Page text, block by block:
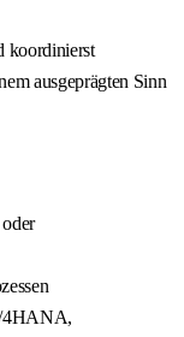
koordinierst
ausgeprägten Sinn
4HANA,